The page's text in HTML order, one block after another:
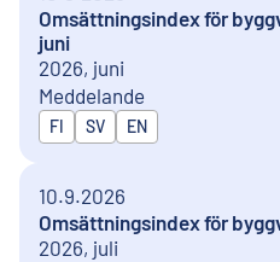
Omsättningsindex för
juni
2026, juni
Meddelande
Publiceras på
FI SV EN
10.9.2026
Omsättningsindex för
2026, juli